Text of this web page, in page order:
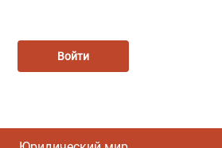
Войти